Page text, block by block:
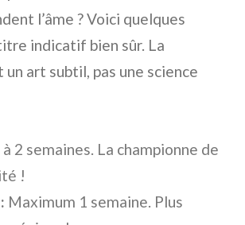
l’âme ? Voici quelques
indicatif bien sûr. La
un art subtil, pas une science
à 2 semaines. La championne de
!
Maximum 1 semaine. Plus